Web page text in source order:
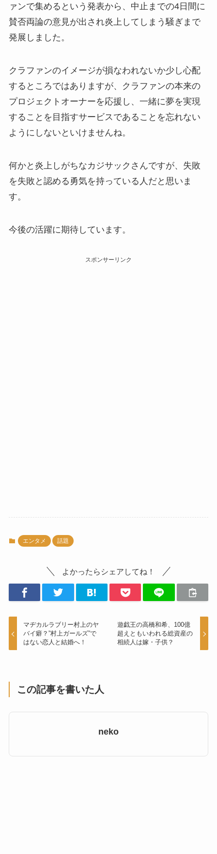
ァンで集めるという発表から、中止までの4日間に
賛否両論の意見が出され炎上してしまう騒ぎまで
発展しました。
クラファンのイメージが損なわれないか少し心配
するところではありますが、クラファンの本来の
プロジェクトオーナーを応援し、一緒に夢を実現
することを目指すサービスであることを忘れない
ようにしないといけませんね。
何かと炎上しがちなカジサックさんですが、失敗
を失敗と認める勇気を持っている人だと思いま
す。
今後の活躍に期待しています。
スポンサーリンク
エンタメ 話題
よかったらシェアしてね！
マヂカルラブリー村上のヤ
バイ癖？”村上ガールズ”で
はない恋人と結婚へ！
遊戯王の高橋和希、100億
超えともいわれる総資産の
相続人は嫁・子供？
この記事を書いた人
neko